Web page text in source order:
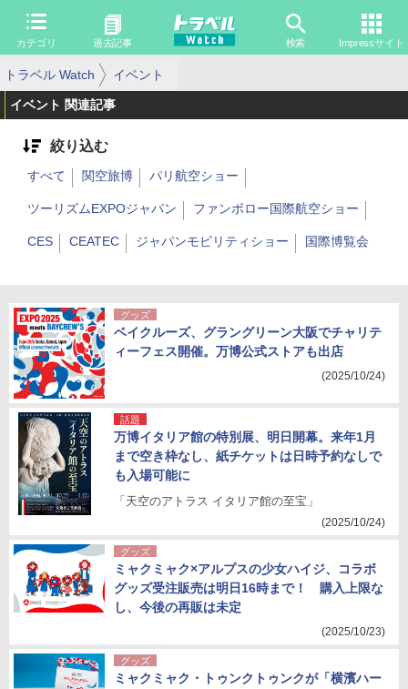
カテゴリ 過去記事 検索 Impressサイト
トラベル Watch イベント
イベント 関連記事
絞り込む
すべて 関空旅博 パリ航空ショー
ツーリズムEXPOジャパン ファンボロー国際航空ショー
CES CEATEC ジャパンモビリティショー 国際博覧会
グッズ
ベイクルーズ、グラングリーン大阪でチャリテ
ィーフェス開催。万博公式ストアも出店
(2025/10/24)
話題
万博イタリア館の特別展、明日開幕。来年1月
まで空き枠なし、紙チケットは日時予約なしで
も入場可能に
「天空のアトラス イタリア館の至宝」
(2025/10/24)
グッズ
ミャクミャク×アルプスの少女ハイジ、コラボ
グッズ受注販売は明日16時まで！ 購入上限な
し、今後の再販は未定
(2025/10/23)
グッズ
ミャクミャク・トゥンクトゥンクが「横濱ハー